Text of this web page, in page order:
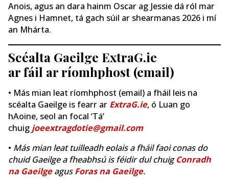
Anois, agus an dara hainm Oscar ag Jessie dá ról mar
Agnes i Hamnet, tá gach súil ar shearmanas 2026 i mí
an Mhárta.
Scéalta Gaeilge ExtraG.ie
ar fáil ar ríomhphost (email)
• Más mian leat ríomhphost (email) a fháil leis na
scéalta Gaeilge is fearr ar ExtraG.ie, ó Luan go
hAoine, seol an focal ‘Tá’
chuig joeextragdotie@gmail.com
• Más mian leat tuilleadh eolais a fháil faoi conas do
chuid Gaeilge a fheabhsú is féidir dul chuigConradh
na GaeilgeagusForas na Gaeilge.